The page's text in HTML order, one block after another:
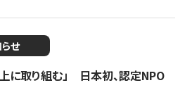
せ
に取り組む」 日本初、認定NPO